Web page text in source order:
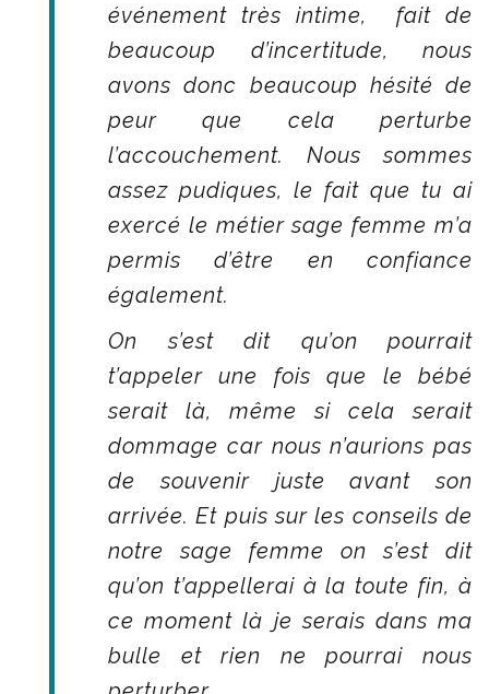
événement très intime, fait de
beaucoup d’incertitude, nous
avons donc beaucoup hésité de
peur que cela perturbe
l’accouchement. Nous sommes
assez pudiques, le fait que tu ai
exercé le métier sage femme m’a
permis d’être en confiance
également.
On s’est dit qu’on pourrait
t’appeler une fois que le bébé
serait là, même si cela serait
dommage car nous n’aurions pas
de souvenir juste avant son
arrivée. Et puis sur les conseils de
notre sage femme on s’est dit
qu’on t’appellerai à la toute fin, à
ce moment là je serais dans ma
bulle et rien ne pourrai nous